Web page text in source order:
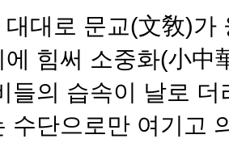
대대로 문교(文敎)
힘써 소중화(小中
들의 습속이 날로
수단으로만 여기고